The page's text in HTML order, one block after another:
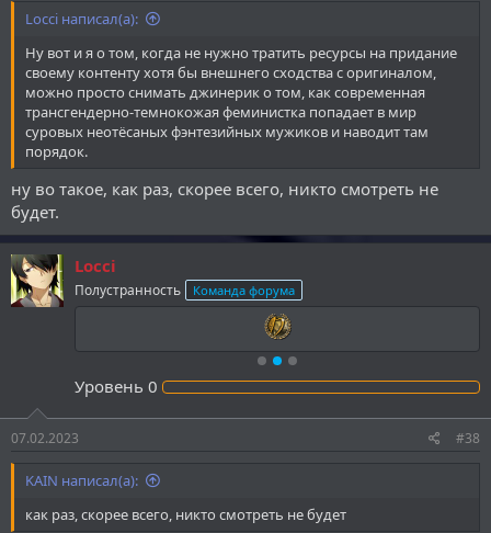
Locci написал(а):
Ну вот и я о том, когда не нужно тратить ресурсы на придание
своему контенту хотя бы внешнего сходства с оригиналом,
можно просто снимать джинерик о том, как современная
трансгендерно-темнокожая феминистка попадает в мир
суровых неотёсаных фэнтезийных мужиков и наводит там
порядок.
ну во такое, как раз, скорее всего, никто смотреть не
будет.
Locci
Полустранность Команда форума
Уровень 0
07.02.2023 #38
KAIN написал(а):
как раз, скорее всего, никто смотреть не будет